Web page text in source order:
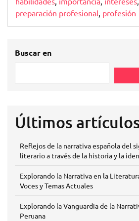
preparación profesional, profesión
Buscar en
Últimos
Reflejos de la narrativa española del
literario a través de la historia y la
Explorando la Narrativa en la
Voces y Temas Actuales
Explorando la Vanguardia de la
Peruana